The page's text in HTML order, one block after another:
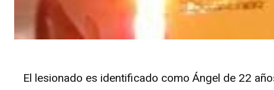
El lesionado es identificado como Ángel de 22